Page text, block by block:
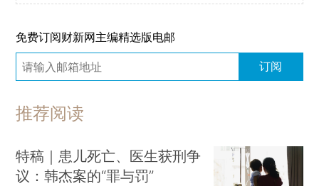
免费订阅财新网主编精选版电邮
订阅
推荐阅读
特稿｜患儿死亡、医生获刑争
议：韩杰案的“罪与罚”